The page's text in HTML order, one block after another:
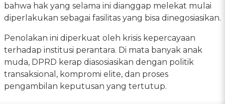
bahwa hak yang selama ini dianggap melekat mulai
diperlakukan sebagai fasilitas yang bisa dinegosiasikan.
Penolakan ini diperkuat oleh krisis kepercayaan
terhadap institusi perantara. Di mata banyak anak
muda, DPRD kerap diasosiasikan dengan politik
transaksional, kompromi elite, dan proses
pengambilan keputusan yang tertutup.